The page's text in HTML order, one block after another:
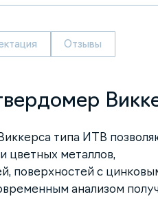
Отзывы
типа ИТВ
цветных металлов,
поверхностей с
анализом